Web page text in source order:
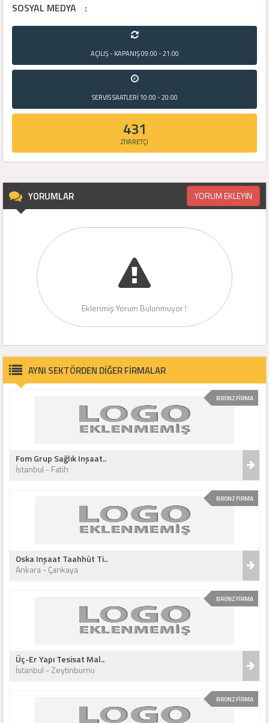
SOSYAL MEDYA :
AÇILIŞ - KAPANIŞ09:00 - 21:00
SERVİS SAATLERİ 10:00 - 20:00
431
ZİYARETÇİ
YORUMLAR YORUM EKLEYİN
Eklenmiş Yorum Bulunmuyor !
AYNI SEKTÖRDEN DİĞER FİRMALAR
BRONZ FİRMA
Fom Grup Sağlık Inşaat..
İstanbul - Fatih
BRONZ FİRMA
Oska Inşaat Taahhüt Ti..
Ankara - Çankaya
BRONZ FİRMA
Üç-Er Yapı Tesisat Mal..
İstanbul - Zeytinburnu
BRONZ FİRMA